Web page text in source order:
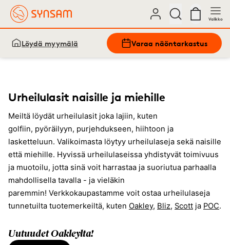
Valikko
Löydä myymälä Varaa näöntarkastus
Urheilulasit naisille ja miehille
Meiltä löydät urheilulasit joka lajiin, kuten
golfiin, pyöräilyyn, purjehdukseen, hiihtoon ja
lasketteluun. Valikoimasta löytyy urheilulaseja sekä naisille
että miehille. Hyvissä urheilulaseissa yhdistyvät toimivuus
ja muotoilu, jotta sinä voit harrastaa ja suoriutua parhaalla
mahdollisella tavalla - ja vieläkin
paremmin! Verkkokaupastamme voit ostaa urheilulaseja
tunnetuilta tuotemerkeiltä, kuten Oakley, Bliz, Scott ja POC.
Uutuudet Oakleylta!